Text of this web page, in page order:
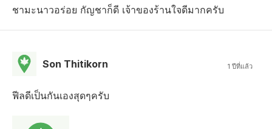
ชามะนาวอร่อย กัญชาก็ดี เจ้าของร้านใจดีมากครับ
Son Thitikorn 1 ปีที่แล้ว
ฟีลดีเป็นกันเองสุดๆครับ